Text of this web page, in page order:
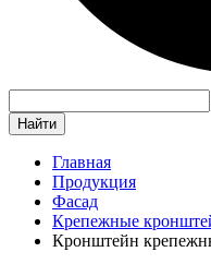
Найти
Главная
Продукция
Фасад
Крепежные
Кронштейн